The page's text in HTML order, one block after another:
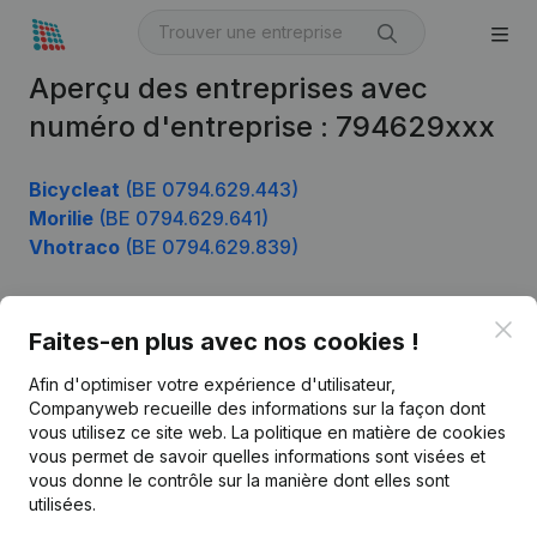
Aperçu des entreprises avec
numéro d'entreprise : 794629xxx
Bicycleat (BE 0794.629.443)
Morilie (BE 0794.629.641)
Vhotraco (BE 0794.629.839)
Faites-en plus avec nos cookies !
Afin d'optimiser votre expérience d'utilisateur,
Companyweb recueille des informations sur la façon dont
vous utilisez ce site web. La politique en matière de cookies
vous permet de savoir quelles informations sont visées et
vous donne le contrôle sur la manière dont elles sont
utilisées.
Français
Kantorenpark Everest
Produit
Informations d’entreprise
Monitoring
Recherche internationale